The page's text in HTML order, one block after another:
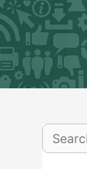
Ir
para
o
conteúdo